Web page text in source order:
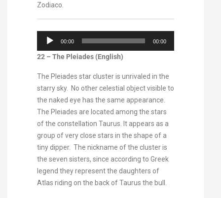
Zodiaco.
Audio
00:00 00:00
22 – The Pleiades (English)
The Pleiades star cluster is unrivaled in the
starry sky. No other celestial object visible to
the naked eye has the same appearance.
The Pleiades are located among the stars
of the constellation Taurus. It appears as a
group of very close stars in the shape of a
tiny dipper. The nickname of the cluster is
the seven sisters, since according to Greek
legend they represent the daughters of
Atlas riding on the back of Taurus the bull.